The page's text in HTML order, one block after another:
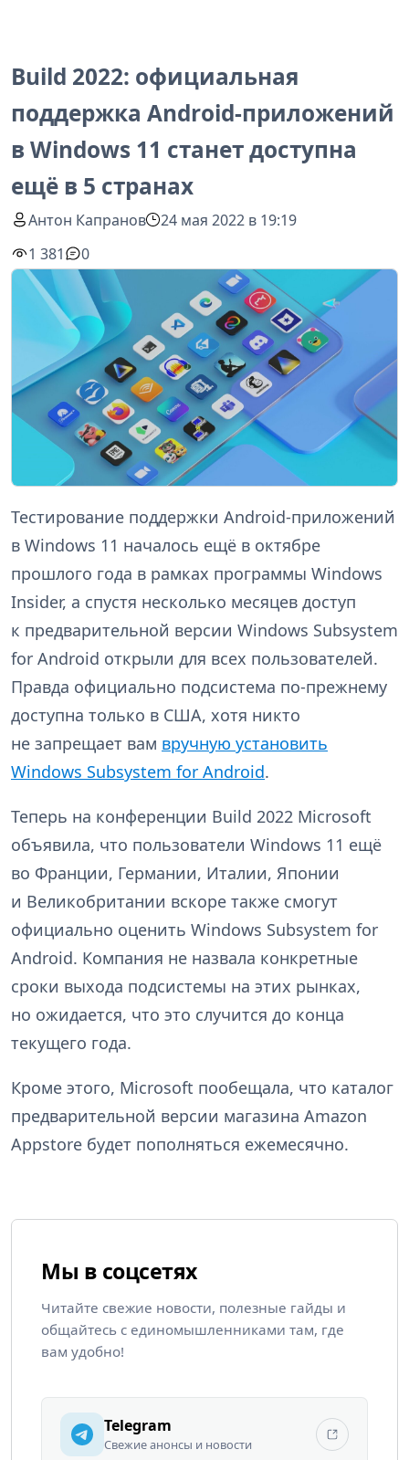
Build 2022: официальная
поддержка Android-приложений
в Windows 11 станет доступна
ещё в 5 странах
Антон Капранов
24 мая 2022 в 19:19
1 381
0
Тестирование поддержки Android-приложений
в Windows 11 началось ещё в октябре
прошлого года в рамках программы Windows
Insider, а спустя несколько месяцев доступ
к предварительной версии Windows Subsystem
for Android открыли для всех пользователей.
Правда официально подсистема по-прежнему
доступна только в США, хотя никто
не запрещает вам вручную установить
Windows Subsystem for Android.
Теперь на конференции Build 2022 Microsoft
объявила, что пользователи Windows 11 ещё
во Франции, Германии, Италии, Японии
и Великобритании вскоре также смогут
официально оценить Windows Subsystem for
Android. Компания не назвала конкретные
сроки выхода подсистемы на этих рынках,
но ожидается, что это случится до конца
текущего года.
Кроме этого, Microsoft пообещала, что каталог
предварительной версии магазина Amazon
Appstore будет пополняться ежемесячно.
Мы в соцсетях
Читайте свежие новости, полезные гайды и
общайтесь с единомышленниками там, где
вам удобно!
Telegram
Свежие анонсы и новости